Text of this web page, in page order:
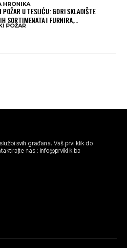
HRONIKA
POŽAR U TESLIĆU: GORI SKLADIŠTE
SORTIMENATA I FURNIRA,
STIŽE POMOĆ IZ VIŠE GRADOVA
POŽAR
svih građana. Vaš prvi klik do
nas : info@prviklik.ba